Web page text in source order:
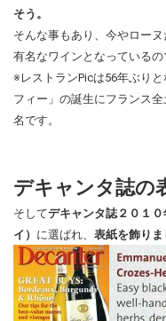
そう。
そんな事もあり、今やロー
有名なワインとなっているの
※レストランPicは56年ぶり
フィー」の誕生にフランス
名です。
デキャンタ誌の
そしてデキャンタ誌２０１
イ） に選ばれ、 表紙を飾りま